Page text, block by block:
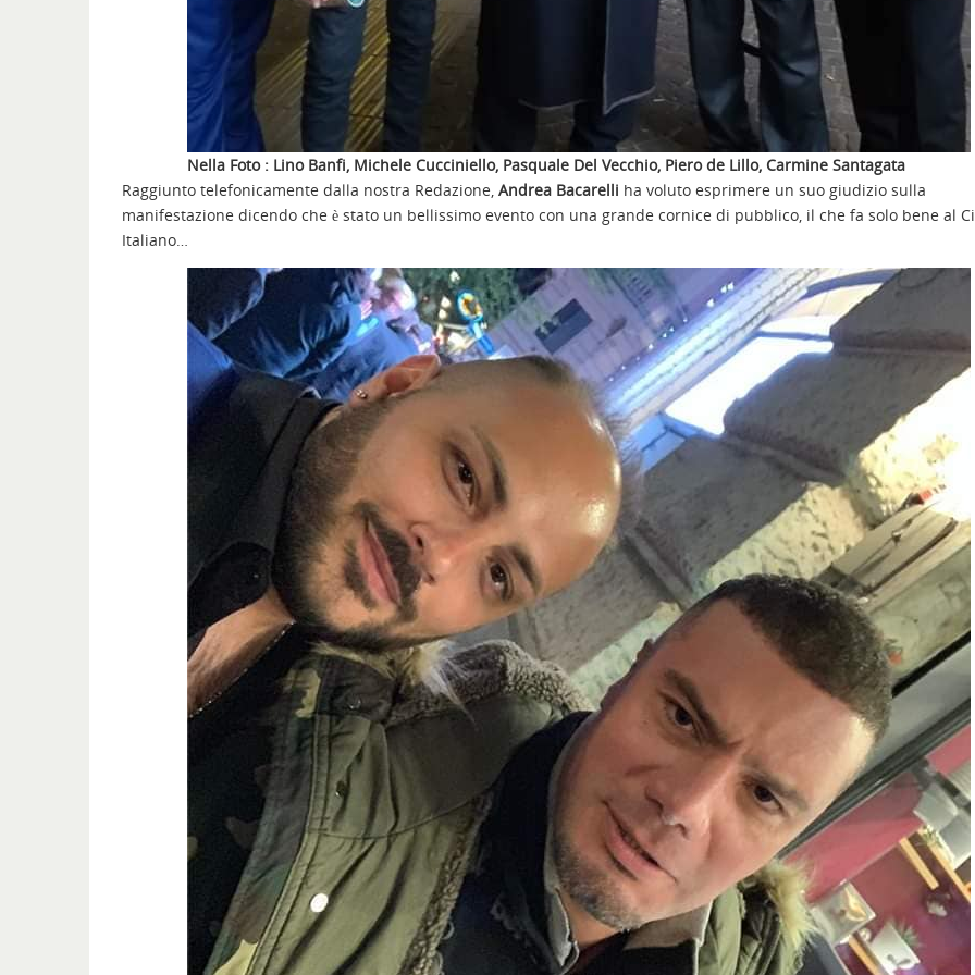
Nella Foto : Lino Banfi, Michele Cucciniello, Pasquale Del Vecchio, Piero de Lillo, Carmine Santagata
Raggiunto telefonicamente dalla nostra Redazione, Andrea Bacarelli ha voluto esprimere un suo giudizio sulla
manifestazione dicendo che è stato un bellissimo evento con una grande cornice di pubblico, il che fa solo bene al
Italiano…